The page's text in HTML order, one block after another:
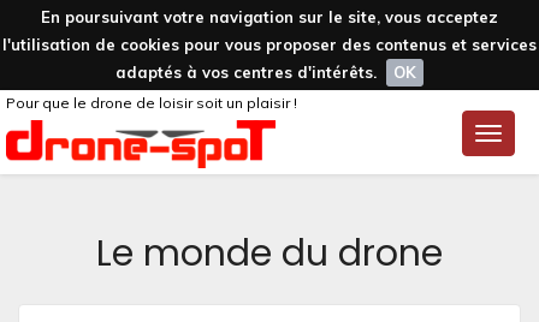
En poursuivant votre navigation sur le site, vous acceptez
l'utilisation de cookies pour vous proposer des contenus et services
adaptés à vos centres d'intérêts.
OK
Toggle
Pour que le drone de loisir soit un plaisir !
Le monde du drone